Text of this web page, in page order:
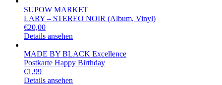
SUPOW MARKET
LARY – STEREO NOIR (Album, Vinyl)
€20,00
Details ansehen
MADE BY BLACK Excellence
Postkarte Happy Birthday
€1,99
Details ansehen